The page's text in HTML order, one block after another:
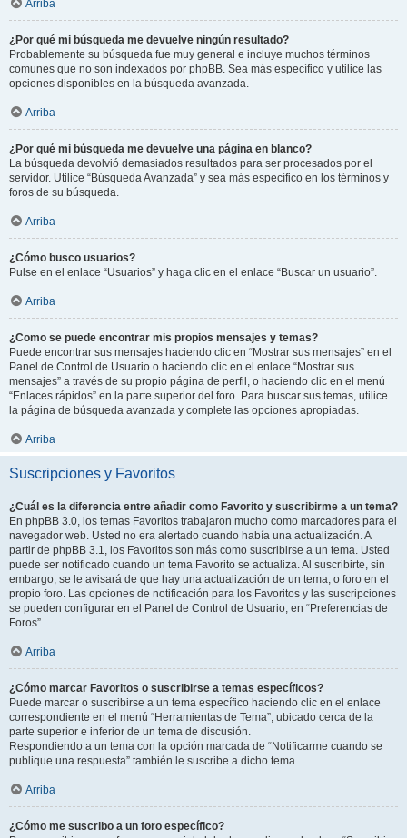
Arriba
¿Por qué mi búsqueda me devuelve ningún resultado?
Probablemente su búsqueda fue muy general e incluye muchos términos
comunes que no son indexados por phpBB. Sea más específico y utilice las
opciones disponibles en la búsqueda avanzada.
Arriba
¿Por qué mi búsqueda me devuelve una página en blanco?
La búsqueda devolvió demasiados resultados para ser procesados por el
servidor. Utilice “Búsqueda Avanzada” y sea más específico en los términos y
foros de su búsqueda.
Arriba
¿Cómo busco usuarios?
Pulse en el enlace “Usuarios” y haga clic en el enlace “Buscar un usuario”.
Arriba
¿Como se puede encontrar mis propios mensajes y temas?
Puede encontrar sus mensajes haciendo clic en “Mostrar sus mensajes” en el
Panel de Control de Usuario o haciendo clic en el enlace “Mostrar sus
mensajes” a través de su propio página de perfil, o haciendo clic en el menú
“Enlaces rápidos” en la parte superior del foro. Para buscar sus temas, utilice
la página de búsqueda avanzada y complete las opciones apropiadas.
Arriba
Suscripciones y Favoritos
¿Cuál es la diferencia entre añadir como Favorito y suscribirme a un tema?
En phpBB 3.0, los temas Favoritos trabajaron mucho como marcadores para el
navegador web. Usted no era alertado cuando había una actualización. A
partir de phpBB 3.1, los Favoritos son más como suscribirse a un tema. Usted
puede ser notificado cuando un tema Favorito se actualiza. Al suscribirte, sin
embargo, se le avisará de que hay una actualización de un tema, o foro en el
propio foro. Las opciones de notificación para los Favoritos y las suscripciones
se pueden configurar en el Panel de Control de Usuario, en “Preferencias de
Foros”.
Arriba
¿Cómo marcar Favoritos o suscribirse a temas específicos?
Puede marcar o suscribirse a un tema específico haciendo clic en el enlace
correspondiente en el menú “Herramientas de Tema”, ubicado cerca de la
parte superior e inferior de un tema de discusión.
Respondiendo a un tema con la opción marcada de “Notificarme cuando se
publique una respuesta” también le suscribe a dicho tema.
Arriba
¿Cómo me suscribo a un foro específico?